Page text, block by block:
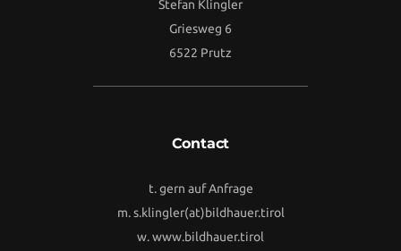
Stefan Klingler
Griesweg 6
6522 Prutz
Contact
t. gern auf Anfrage
m.s.klingler(at)bildhauer.tirol
w.www.bildhauer.tirol